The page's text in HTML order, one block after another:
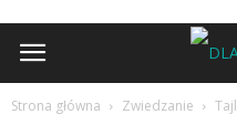
Strona główna Zwiedzanie